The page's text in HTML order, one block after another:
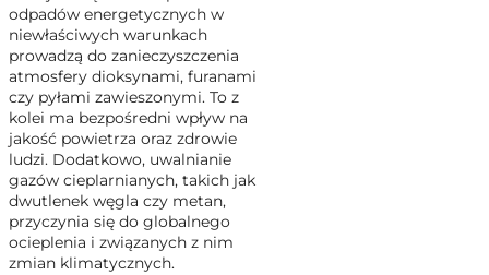
odpadów energetycznych w
niewłaściwych warunkach
prowadzą do zanieczyszczenia
atmosfery dioksynami, furanami
czy pyłami zawieszonymi. To z
kolei ma bezpośredni wpływ na
jakość powietrza oraz zdrowie
ludzi. Dodatkowo, uwalnianie
gazów cieplarnianych, takich jak
dwutlenek węgla czy metan,
przyczynia się do globalnego
ocieplenia i związanych z nim
zmian klimatycznych.